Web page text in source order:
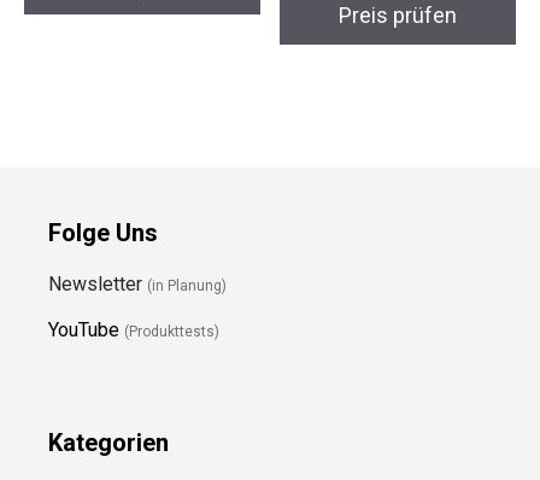
Preis prüfen
Folge Uns
Newsletter (in Planung)
YouTube (Produkttests)
Kategorien